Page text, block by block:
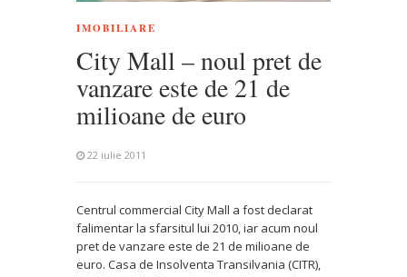
IMOBILIARE
City Mall – noul pret de
vanzare este de 21 de
milioane de euro
22 iulie 2011
Centrul commercial City Mall a fost declarat
falimentar la sfarsitul lui 2010, iar acum noul
pret de vanzare este de 21 de milioane de
euro. Casa de Insolventa Transilvania (CITR),